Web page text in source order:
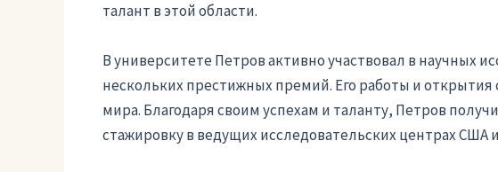
талант в этой области.
В университете Петров активно участвовал в научных
нескольких престижных премий. Его работы и открытия
мира. Благодаря своим успехам и таланту, Петров
стажировку в ведущих исследовательских центрах США